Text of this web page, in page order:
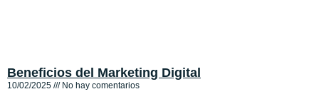
Beneficios del Marketing Digital
10/02/2025 No hay comentarios